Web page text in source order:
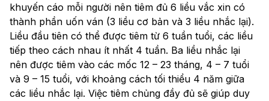
khuyến cáo mỗi người nên tiêm đủ 6 liều vắc xin có
thành phần uốn ván (3 liều cơ bản và 3 liều nhắc lại).
Liều đầu tiên có thể được tiêm từ 6 tuần tuổi, các liều
tiếp theo cách nhau ít nhất 4 tuần. Ba liều nhắc lại
nên được tiêm vào các mốc 12 – 23 tháng, 4 – 7 tuổi
và 9 – 15 tuổi, với khoảng cách tối thiểu 4 năm giữa
các liều nhắc lại. Việc tiêm chủng đầy đủ sẽ giúp duy